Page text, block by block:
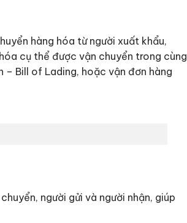
hàng hóa từ người xuất khẩu,
cụ thể được vận chuyển trong cùng
Bill of Lading, hoặc vận đơn hàng
người gửi và người nhận, giúp